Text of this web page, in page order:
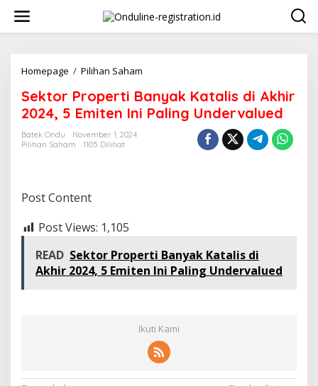
konten
Homepage / Pilihan Saham
Banyak
Katalis
di
Sektor Properti Banyak Katalis di Akhir
2024, 5 Emiten Ini Paling Undervalued
Batek Ondu
November 1, 2024
Pilihan Saham
1105 Dilihat
Post Content
Post Views: 1,105
READ Sektor Properti Banyak Katalis di
Akhir 2024, 5 Emiten Ini Paling Undervalued
Ikuti Kami